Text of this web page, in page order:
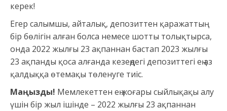
керек!
Егер салымшы, айталық, депозиттен қаражаттың
бір бөлігін алған болса немесе шотты толықтырса,
онда 2022 жылғы 23 ақпаннан бастап 2023 жылғы
23 ақпанды қоса алғанда кезеңдегі депозиттегі ең аз
қалдыққа өтемақы төленуге тиіс.
Маңызды! Мемлекеттен ең жоғары сыйлықақы алу
үшін бір жыл ішінде – 2022 жылғы 23 ақпаннан